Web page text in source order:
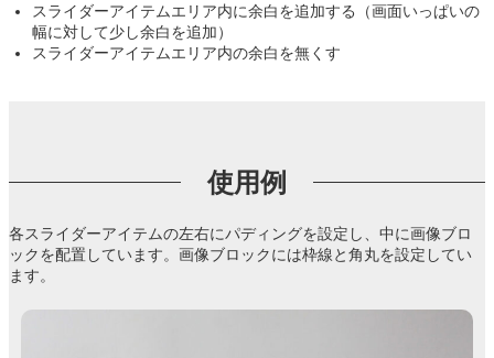
スライダーアイテムエリア内に余白を追加する（画面いっぱいの
幅に対して少し余白を追加）
スライダーアイテムエリア内の余白を無くす
使用例
各スライダーアイテムの左右にパディングを設定し、中に画像ブロ
ックを配置しています。画像ブロックには枠線と角丸を設定してい
ます。